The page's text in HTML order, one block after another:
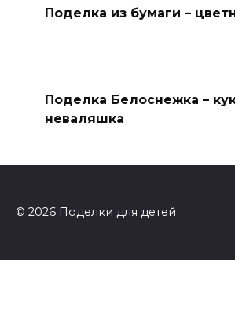
Поделка из бумаги –
Поделка Белоснежка –
неваляшка
© 2026 Поделки для детей